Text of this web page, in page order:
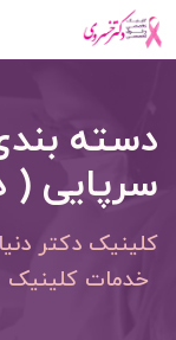
Skip
to
دسته
سرپایی (
کلینیک دکتر
خدمات کلینیک